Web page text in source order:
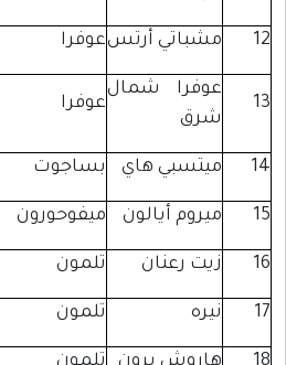
أرتس عوفرا 2004
شمال
2004
هاي بساجوت 2001
أيالون ميفوحورون 2001
رعنان تلمون 2001
1991